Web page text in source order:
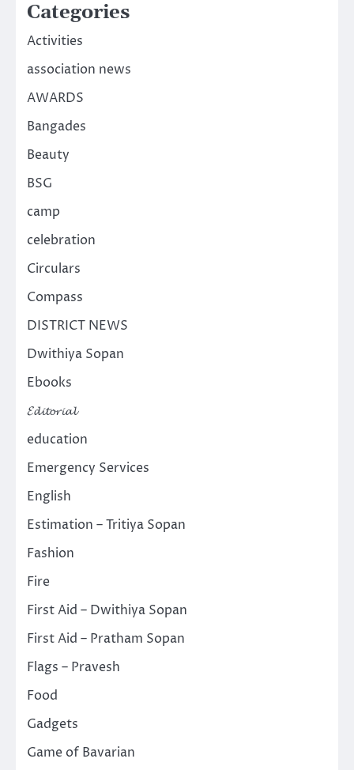
Categories
Activities
association news
AWARDS
Bangades
Beauty
BSG
camp
celebration
Circulars
Compass
DISTRICT NEWS
Dwithiya Sopan
Ebooks
𝓔𝓭𝓲𝓽𝓸𝓻𝓲𝓪𝓵
education
Emergency Services
English
Estimation – Tritiya Sopan
Fashion
Fire
First Aid – Dwithiya Sopan
First Aid – Pratham Sopan
Flags – Pravesh
Food
Gadgets
Game of Bavarian